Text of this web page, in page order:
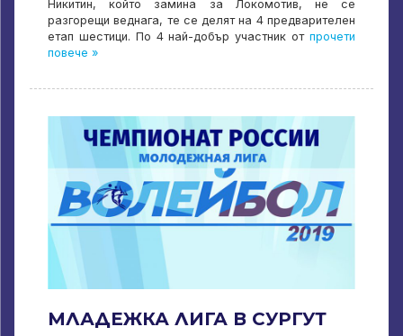
Никитин, който замина за Локомотив, не се
разгорещи веднага, те се делят на 4 предварителен
етап шестици. По 4 най-добър участник отпрочети
повече »
МЛАДЕЖКА ЛИГА В СУРГУТ